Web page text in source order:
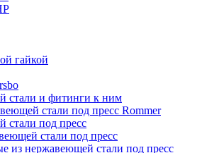
гайкой
стали и фитинги к ним
стали под пресс Rommer
стали под пресс
стали под пресс
из нержавеющей стали под пресс